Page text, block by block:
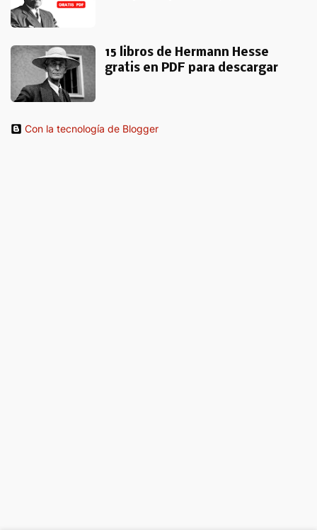
15 libros de Hermann Hesse
gratis en PDF para descargar
Con la tecnología de Blogger